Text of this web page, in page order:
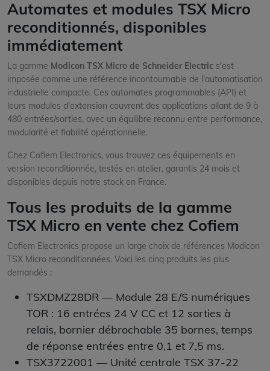
Automates et modules TSX Micro
reconditionnés, disponibles
immédiatement
La gamme Modicon TSX Micro de Schneider Electric s'est
imposée comme une référence incontournable de l'automatisation
industrielle compacte. Ces automates programmables (API) et
leurs modules d'extension couvrent des applications allant de 9 à
480 entrées/sorties, avec un équilibre reconnu entre performance,
modularité et fiabilité opérationnelle.
Chez Cofiem Electronics, vous trouvez ces équipements en
version reconditionnée, testés en atelier, garantis 24 mois et
disponibles depuis notre stock en France.
Tous les produits de la gamme
TSX Micro en vente chez Cofiem
Cofiem Electronics propose un large choix de références Modicon
TSX Micro reconditionnées. Voici les cinq produits les plus
demandés :
TSXDMZ28DR — Module 28 E/S numériques
TOR : 16 entrées 24 V CC et 12 sorties à
relais, bornier débrochable 35 bornes, temps
de réponse entrées entre 0,1 et 7,5 ms.
TSX3722001 — Unité centrale TSX 37-22